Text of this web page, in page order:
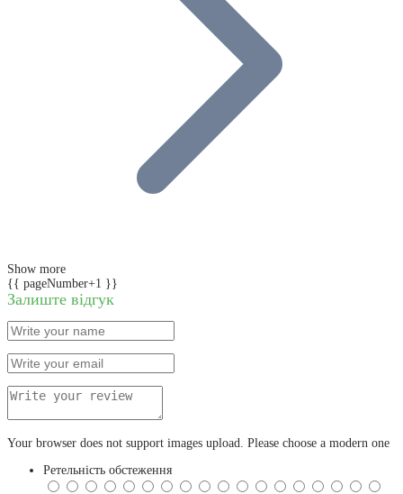
Show more
{{ pageNumber+1 }}
Залиште відгук
Your browser does not support images upload. Please choose a modern one
Ретельність обстеження